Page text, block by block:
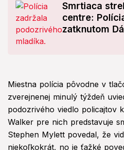
Smrtiaca
centre:
zatknutom
Miestna polícia pôvodne v
zverejnenej minulý týždeň
podozrivého viedlo policajtov
Walker pre nich predstavuje
Stephen Mylett povedal, že
niekoľkokrát, no je ťažké